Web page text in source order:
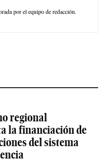
por el equipo de redacción.
regional
la financiación de
del sistema